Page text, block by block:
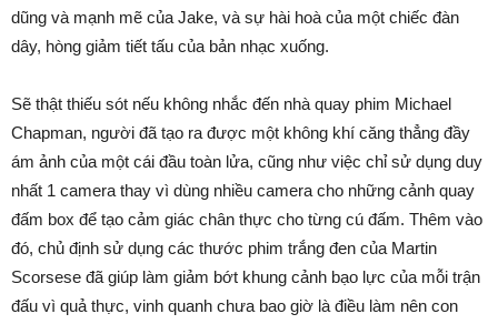
dũng và mạnh mẽ của Jake, và sự hài hoà của một chiếc đàn
dây, hòng giảm tiết tấu của bản nhạc xuống.
Sẽ thật thiếu sót nếu không nhắc đến nhà quay phim Michael
Chapman, người đã tạo ra được một không khí căng thẳng đầy
ám ảnh của một cái đầu toàn lửa, cũng như việc chỉ sử dụng duy
nhất 1 camera thay vì dùng nhiều camera cho những cảnh quay
đấm box để tạo cảm giác chân thực cho từng cú đấm. Thêm vào
đó, chủ định sử dụng các thước phim trắng đen của Martin
Scorsese đã giúp làm giảm bớt khung cảnh bạo lực của mỗi trận
đấu vì quả thực, vinh quanh chưa bao giờ là điều làm nên con